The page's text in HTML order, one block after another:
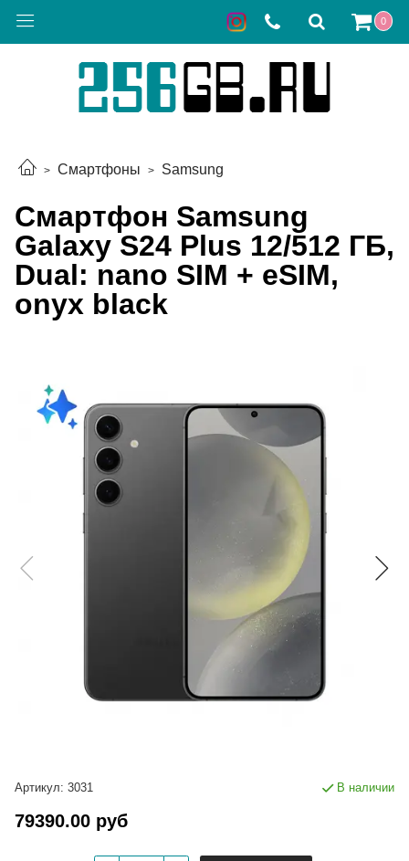
0
Смартфоны Samsung
Смартфон Samsung
Galaxy S24 Plus 12/512 ГБ,
Dual: nano SIM + eSIM,
onyx black
Артикул: 3031 В наличии
79390.00 руб